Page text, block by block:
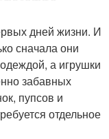
дней жизни. И
сначала они
а игрушки
забавных
пупсов и
отдельное